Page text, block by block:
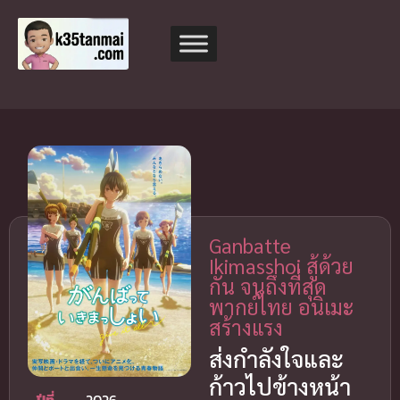
Ganbatte
Ikimasshoi สู้ด้วย
กัน จนถึงที่สุด
พากย์ไทย อนิเมะ
สร้างแรง
ส่งกำลังใจและ
ก้าวไปข้างหน้า